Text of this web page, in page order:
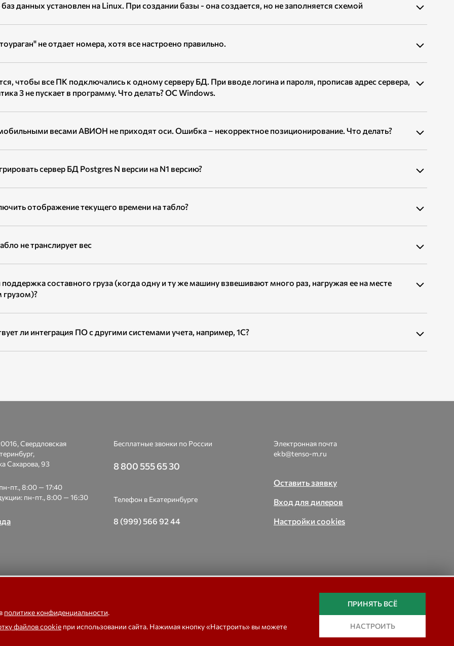
данных установлен на Linux. При создании базы - она создается, но не заполняется схемой
не отдает номера, хотя все настроено правильно.
чтобы все ПК подключались к одному серверу БД. При вводе логина и пароля, прописав адрес сервера,
3 не пускает в программу. Что делать? ОС Windows.
весами АВИОН не приходят оси. Ошибка – некорректное позиционирование. Что делать?
сервер БД Postgres N версии на N1 версию?
отображение текущего времени на табло?
не транслирует вес
поддержка составного груза (когда одну и ту же машину взвешивают много раз, нагружая ее на месте
грузом)?
ли интеграция ПО с другими системами учета, например, 1С?
Свердловская
Сахарова, 93
пт., 8:00 — 17:40
пн-пт., 8:00 — 16:30
Бесплатные звонки по России
8 800 555 65 30
Телефон в Екатеринбурге
8 (999) 566 92 44
Электронная почта
ekb@tenso-m.ru
Оставить заявку
Вход для дилеров
Настройки cookies
компания «Тензо-М» — платформенные, крановые,
тензодатчики
политике конфиденциальности.
файлов cookie при использовании сайта. Нажимая кнопку «Настроить» вы можете
ПРИНЯТЬ ВСЁ
НАСТРОИТЬ